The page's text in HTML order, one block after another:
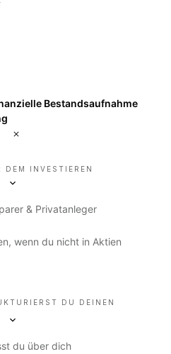
Bestandsaufnahme
INVESTIEREN
& Privatanleger
wenn du nicht in Aktien
DU DEINEN
du über dich